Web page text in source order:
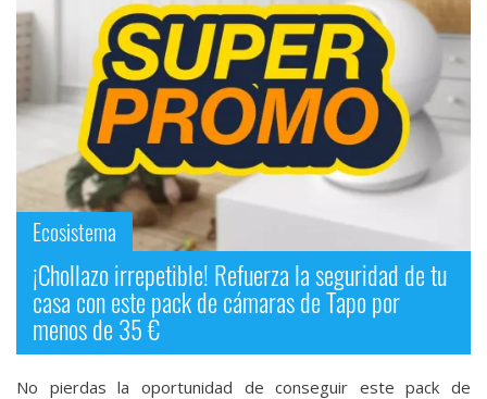
Ecosistema
¡Chollazo irrepetible! Refuerza la seguridad de tu
casa con este pack de cámaras de Tapo por
menos de 35 €
No pierdas la oportunidad de conseguir este pack de